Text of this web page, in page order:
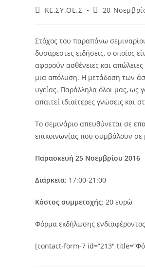
KE.ΣΥ.ΘΕ.Σ 20
Στόχος του παραπάνω
δυσάρεστες ειδήσεις, ο οποίος
αφορούν ασθένειες και
μια απόλυση. Η μετάδοση των
υγείας. Παράλληλα όλοι μας, ως
απαιτεί ιδιαίτερες γνώσεις και
Το σεμινάριο απευθύνεται σε
επικοινωνίας που συμβάλουν
Παρασκευή 25 Νοεμβρίου 2016
Διάρκεια: 17:00-21:00
Κόστος συμμετοχής: 20 ευρώ
Φόρμα εκδήλωσης
[contact-form-7 id=”213″